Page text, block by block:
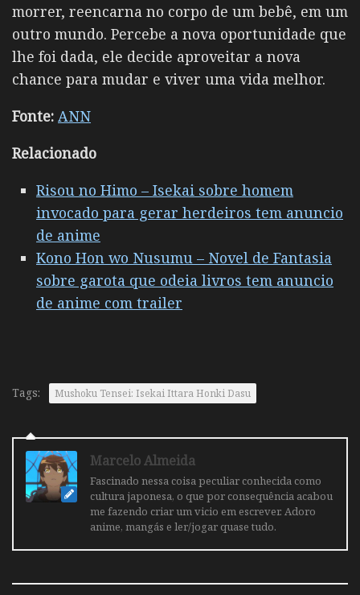
morrer, reencarna no corpo de um bebê, em um
outro mundo. Percebe a nova oportunidade que
lhe foi dada, ele decide aproveitar a nova
chance para mudar e viver uma vida melhor.
Fonte: ANN
Relacionado
Risou no Himo – Isekai sobre homem
invocado para gerar herdeiros tem anuncio
de anime
Kono Hon wo Nusumu – Novel de Fantasia
sobre garota que odeia livros tem anuncio
de anime com trailer
Tags: Mushoku Tensei: Isekai Ittara Honki Dasu
Marcelo Almeida
Fascinado nessa coisa peculiar conhecida como
cultura japonesa, o que por consequência acabou
me fazendo criar um vicio em escrever. Adoro
anime, mangás e ler/jogar quase tudo.